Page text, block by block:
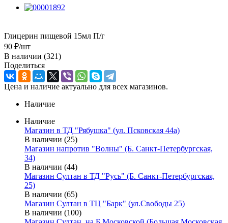
Глицерин пищевой 15мл П/г
90 ₽/шт
В наличии (321)
Поделиться
Цена и наличие актуально для всех магазинов.
Наличие
Наличие
Магазин в ТД "Рябушка" (ул. Псковская 44а)
В наличии (25)
Магазин напротив "Волны" (Б. Санкт-Петербургская,
34)
В наличии (44)
Магазин Султан в ТД "Русь" (Б. Санкт-Петербургская,
25)
В наличии (65)
Магазин Султан в ТЦ "Барк" (ул.Свободы 25)
В наличии (100)